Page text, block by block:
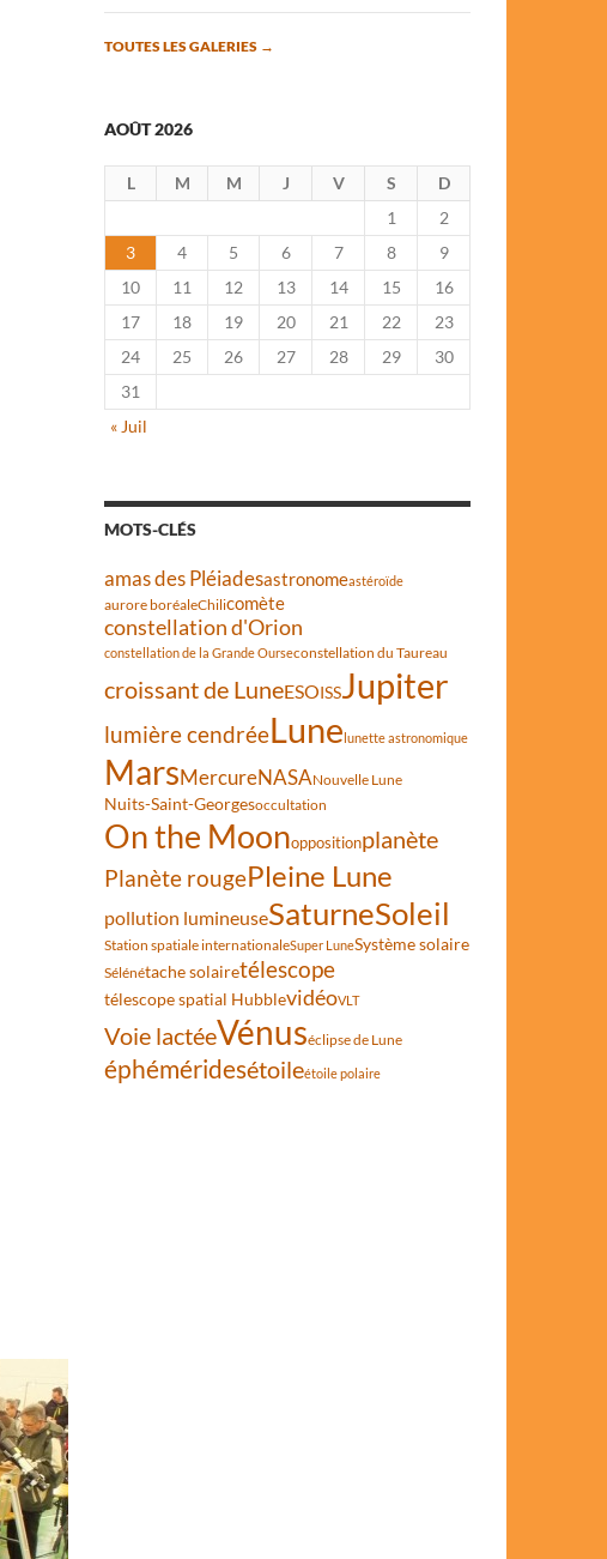
TOUTES LES GALERIES →
AOÛT 2026
L M M J V S
D
1
2
3
4 5 6 7 8
9
10
11 12 13 14 15
16
17
18 19 20 21 22
23
24
25 26 27 28 29
30
31
« Juil
MOTS-CLÉS
amas des Pléiadesastronomeastéroïde
aurore boréaleChilicomète
constellation d'Orion
constellation de la Grande Ourseconstellation du Taureau
croissant de LuneESOISSJupiter
lumière cendréeLunelunette astronomique
MarsMercureNASANouvelle Lune
Nuits-Saint-Georgesoccultation
On the Moonoppositionplanète
Planète rougePleine Lune
pollution lumineuseSaturneSoleil
Station spatiale internationaleSuper LuneSystème solaire
Sélénétache solairetélescope
télescope spatial HubblevidéoVLT
Voie lactéeVénuséclipse de Lune
éphéméridesétoileétoile polaire